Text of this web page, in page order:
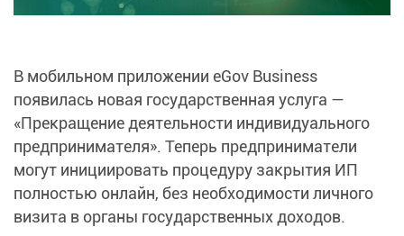
В мобильном приложении eGov Business
появилась новая государственная услуга —
«Прекращение деятельности индивидуального
предпринимателя». Теперь предприниматели
могут инициировать процедуру закрытия ИП
полностью онлайн, без необходимости личного
визита в органы государственных доходов.